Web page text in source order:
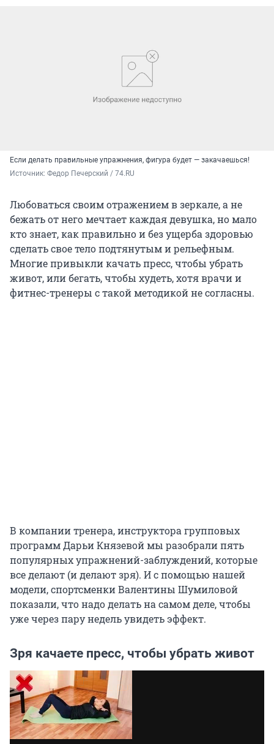
Если делать правильные упражнения, фигура будет — закачаешься!
Источник: Федор Печерский / 74.RU
Любоваться своим отражением в зеркале, а не
бежать от него мечтает каждая девушка, но мало
кто знает, как правильно и без ущерба здоровью
сделать свое тело подтянутым и рельефным.
Многие привыкли качать пресс, чтобы убрать
живот, или бегать, чтобы худеть, хотя врачи и
фитнес-тренеры с такой методикой не согласны.
В компании тренера, инструктора групповых
программ Дарьи Князевой мы разобрали пять
популярных упражнений-заблуждений, которые
все делают (и делают зря). И с помощью нашей
модели, спортсменки Валентины Шумиловой
показали, что надо делать на самом деле, чтобы
уже через пару недель увидеть эффект.
Зря качаете пресс, чтобы убрать живот